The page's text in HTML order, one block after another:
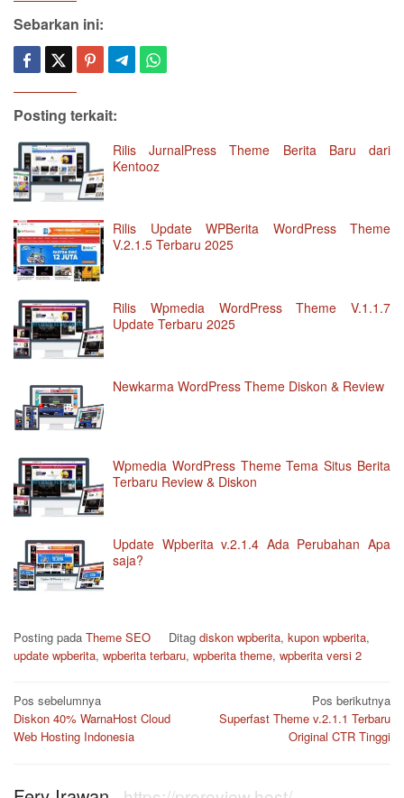
Sebarkan ini:
Posting terkait:
Rilis JurnalPress Theme Berita Baru dari
Kentooz
Rilis Update WPBerita WordPress Theme
V.2.1.5 Terbaru 2025
Rilis Wpmedia WordPress Theme V.1.1.7
Update Terbaru 2025
Newkarma WordPress Theme Diskon & Review
Wpmedia WordPress Theme Tema Situs Berita
Terbaru Review & Diskon
Update Wpberita v.2.1.4 Ada Perubahan Apa
saja?
Posting pada Theme SEO Ditag diskon wpberita, kupon wpberita,
update wpberita, wpberita terbaru, wpberita theme, wpberita versi 2
Navigasi
pos
Pos sebelumnya
Diskon 40% WarnaHost Cloud
Web Hosting Indonesia
Pos berikutnya
Superfast Theme v.2.1.1 Terbaru
Original CTR Tinggi